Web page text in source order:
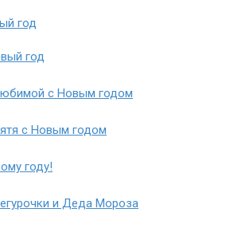
год
год
с Новым годом
с Новым годом
году!
и Деда Мороза